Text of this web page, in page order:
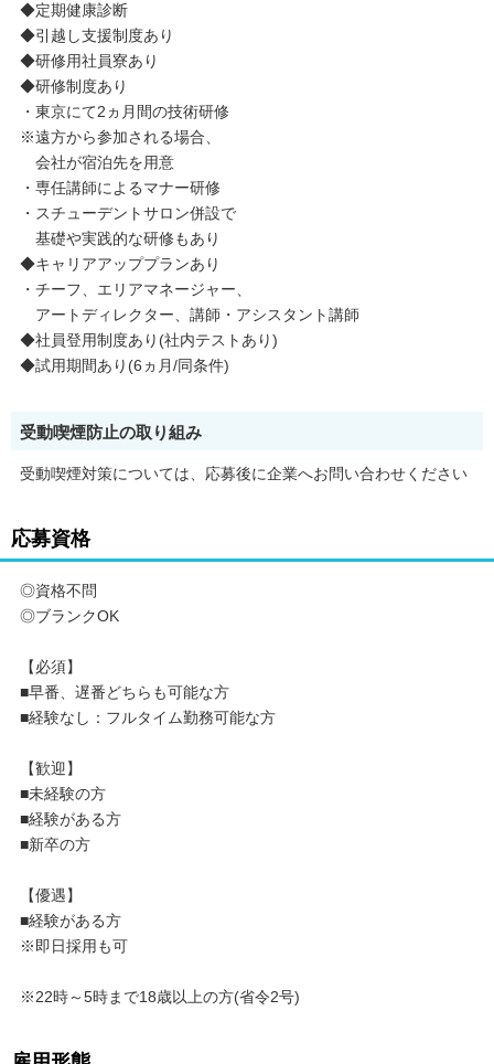
◆定期健康診断
◆引越し支援制度あり
◆研修用社員寮あり
◆研修制度あり
・東京にて2ヵ月間の技術研修
※遠方から参加される場合、
会社が宿泊先を用意
・専任講師によるマナー研修
・スチューデントサロン併設で
基礎や実践的な研修もあり
◆キャリアアッププランあり
・チーフ、エリアマネージャー、
アートディレクター、講師・アシスタント講師
◆社員登用制度あり(社内テストあり)
◆試用期間あり(6ヵ月/同条件)
受動喫煙防止の取り組み
受動喫煙対策については、応募後に企業へお問い合わせください
応募資格
◎資格不問
◎ブランクOK
【必須】
■早番、遅番どちらも可能な方
■経験なし：フルタイム勤務可能な方
【歓迎】
■未経験の方
■経験がある方
■新卒の方
【優遇】
■経験がある方
※即日採用も可
※22時～5時まで18歳以上の方(省令2号)